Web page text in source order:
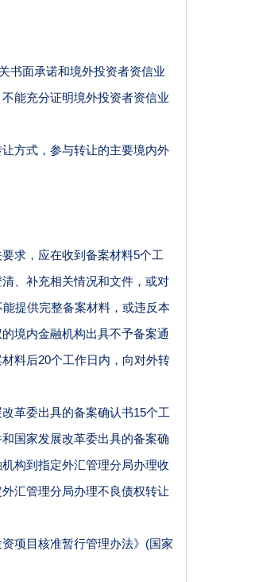
书面承诺和境外投资者资信业
能充分证明境外投资者资信业
方式，参与转让的主要境内外
求，应在收到备案材料5个工
、补充相关情况和文件，或对
提供完整备案材料，或违反本
境内金融机构出具不予备案通
料后20个工作日内，向对外转
革委出具的备案确认书15个工
国家发展改革委出具的备案确
构到指定外汇管理分局办理收
汇管理分局办理不良债权转让
目核准暂行管理办法》 (国家